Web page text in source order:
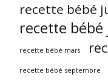
recette bébé
recette bébé
recette bébé mars
recette bébé septembre